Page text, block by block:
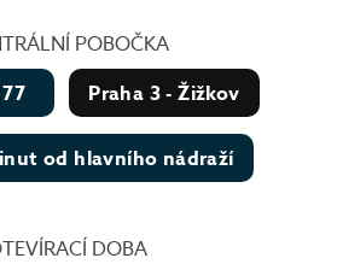
POBOČKA
Praha 3 - Žižkov
od hlavního nádraží
DOBA